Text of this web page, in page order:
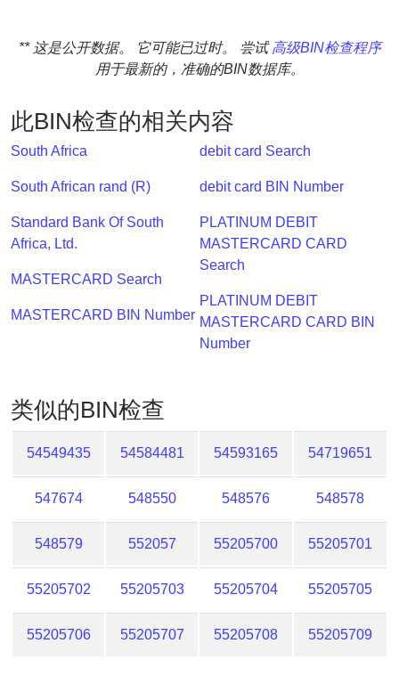
?
IP
BIN
/
Validator
** 这是公开数据。 它可能已过时。 尝试高级BIN检查程序
用于最新的，准确的BIN数据库。
此BIN检查的相关内容
South Africa
South African rand (R)
Standard Bank Of South
Africa, Ltd.
MASTERCARD Search
MASTERCARD BIN Number
debit card Search
debit card BIN Number
PLATINUM DEBIT
MASTERCARD CARD
Search
PLATINUM DEBIT
MASTERCARD CARD BIN
Number
类似的BIN检查
54549435 54584481 54593165 54719651
547674 548550 548576 548578
548579 552057 55205700 55205701
55205702 55205703 55205704 55205705
55205706 55205707 55205708 55205709